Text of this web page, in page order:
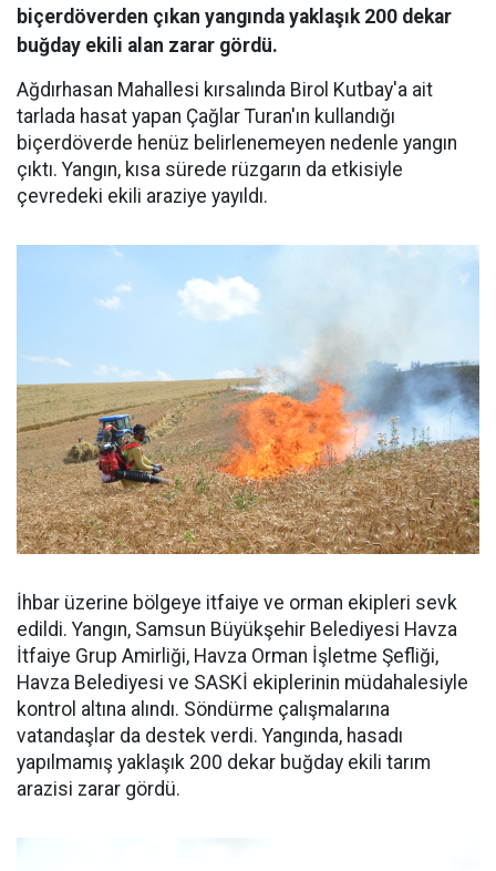
biçerdöverden çıkan yangında yaklaşık 200 dekar
buğday ekili alan zarar gördü.
Ağdırhasan Mahallesi kırsalında Birol Kutbay'a ait
tarlada hasat yapan Çağlar Turan'ın kullandığı
biçerdöverde henüz belirlenemeyen nedenle yangın
çıktı. Yangın, kısa sürede rüzgarın da etkisiyle
çevredeki ekili araziye yayıldı.
İhbar üzerine bölgeye itfaiye ve orman ekipleri sevk
edildi. Yangın, Samsun Büyükşehir Belediyesi Havza
İtfaiye Grup Amirliği, Havza Orman İşletme Şefliği,
Havza Belediyesi ve SASKİ ekiplerinin müdahalesiyle
kontrol altına alındı. Söndürme çalışmalarına
vatandaşlar da destek verdi. Yangında, hasadı
yapılmamış yaklaşık 200 dekar buğday ekili tarım
arazisi zarar gördü.